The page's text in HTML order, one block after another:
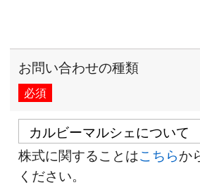
お問い合わせの種類
必須
株式に関することはこちらか
ください。